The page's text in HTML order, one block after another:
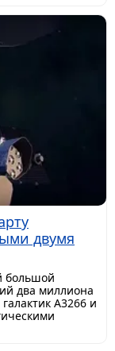
двумя
большой
два миллиона
A3266 и